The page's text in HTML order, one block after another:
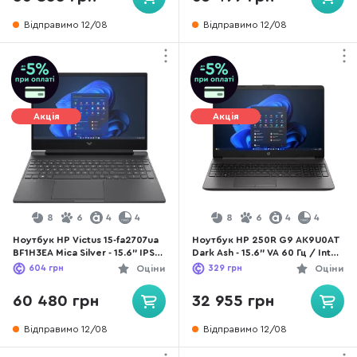
Відправимо 12/08 Відправимо 12/08
Акція
8 6 4 4
Ноутбук HP Victus 15-fa2707ua
BF1H3EA Mica Silver - 15.6" IPS
144 Гц / Intel Core i5 / i5-
13420H / DDR4 16 ГБ / PCI-E
SSD 512 ГБ / GeForce RTX 3050
Оціни
604 грн
60 480 грн
Відправимо 12/08
Акція
8 6 4 4
Ноутбук HP 250R G9 AK9U0AT
Dark Ash - 15.6" VA 60 Гц / Intel
Core i3 / i3-1315U / DDR4 8 ГБ /
PCI-E SSD 512 ГБ / Intel UHD
Оціни
329 грн
32 955 грн
Відправимо 12/08